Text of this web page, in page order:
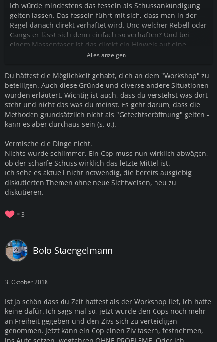
Ich würde mindestens das fesseln als Schussankündigung
gelten lassen. Das fesseln führt mit sich, dass man in der
Regel danach direkt verhaftet wird. Und welcher Rebell oder
Gangster lässt sich denn einfach so verhaften? Und bei
einem Massentaser ist das direkt ein Hinweis auf eine
Alles anzeigen
Du hättest die Möglichkeit gehabt, dich an dem "Workshop" zu
beteiligen. Auch diese Gründe und diverse andere Situationen
wurden erläutert. Wichtig ist auch, dass du verstehst was dort
steht und nicht das was du meinst. Es geht darum, dass die
Methoden grundsätzlich nicht als "Gefechtseröffnung" gelten -
kann es aber durchaus sein (s. o.).
Vermische die Dinge nicht.
Nichts wurde schlimmer. Ein Cop muss nun wirklich abwägen,
ob der scharfe Schuss wirklich das letzte Mittel ist.
Ich sehe es aktuell nicht notwendig, die bereits ausgiebig
diskutierten Themen ohne neue Sichtweisen, neu zu
diskutieren.
3
Bolo Staengelmann
3. Oktober 2018
Ist ja schön dass du Zeit hattest als der Workshop lief, ich hatte
keine dafür. Ich sags mal so, jetzt wurde den Cops noch mehr
an Freiheit gegeben und den Zivs sich zu verteidigen
genommen. Jetzt kann ein Cop einen Ziv tasern, festnehmen,